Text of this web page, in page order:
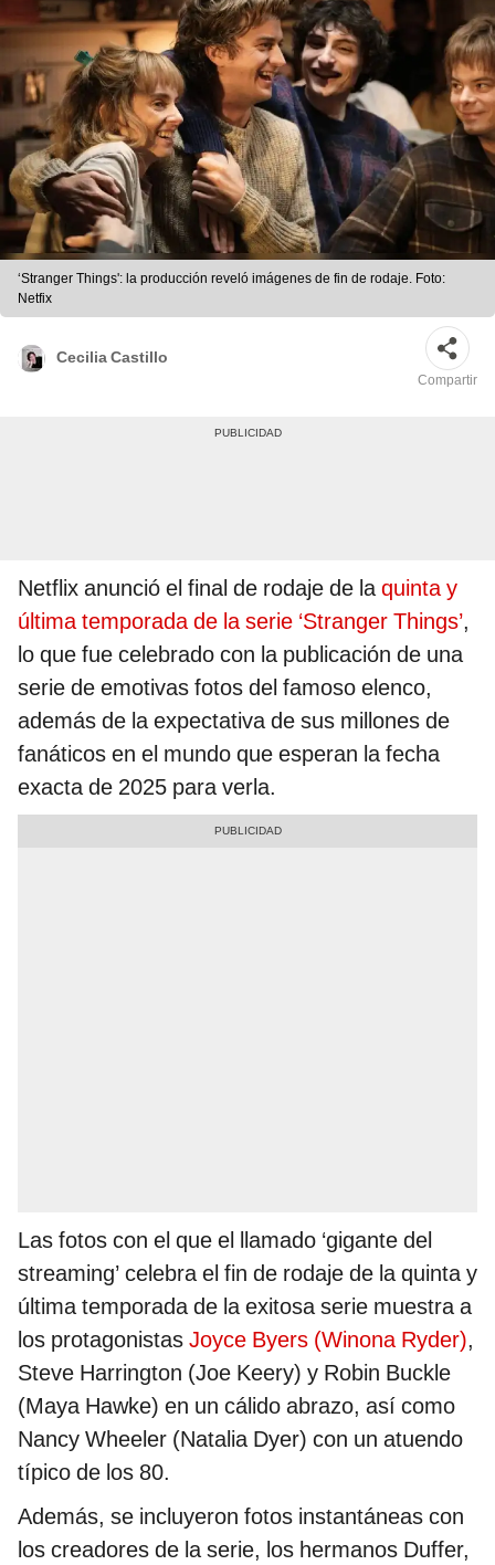
‘Stranger Things': la producción reveló imágenes de fin de rodaje. Foto:
Netfix
Cecilia Castillo
Compartir
Netflix anunció el final de rodaje de laquinta y
última temporada de la serie ‘Stranger Things’,
lo que fue celebrado con la publicación de una
serie de emotivas fotos del famoso elenco,
además de la expectativa de sus millones de
fanáticos en el mundo que esperan la fecha
exacta de 2025 para verla.
Las fotos con el que el llamado ‘gigante del
streaming’ celebra el fin de rodaje de la quinta y
última temporada de la exitosa serie muestra a
los protagonistas Joyce Byers (Winona Ryder),
Steve Harrington (Joe Keery) y Robin Buckle
(Maya Hawke) en un cálido abrazo, así como
Nancy Wheeler (Natalia Dyer) con un atuendo
típico de los 80.
Además, se incluyeron fotos instantáneas con
los creadores de la serie, los hermanos Duffer,